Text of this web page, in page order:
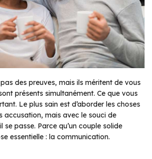
des preuves, mais ils méritent de vous
présents simultanément. Ce que vous
Le plus sain est d’aborder les choses
accusation, mais avec le souci de
se passe. Parce qu’un couple solide
essentielle : la communication.